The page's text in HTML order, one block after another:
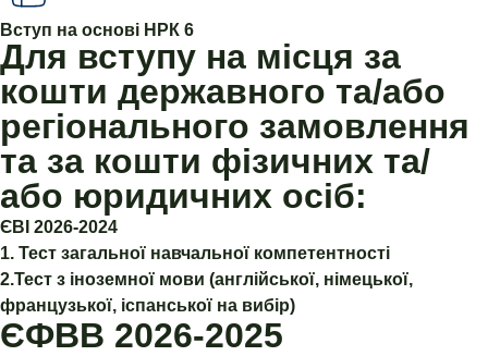
Вступ на основі НРК 6
Для вступу на місця за
кошти державного та/або
регіонального замовлення
та за кошти фізичних та/
або юридичних осіб:
ЄВІ 2026-2024
1. Тест загальної навчальної компетентності
2.Тест з іноземної мови (англійської, німецької,
французької, іспанської на вибір)
ЄФВВ 2026-2025